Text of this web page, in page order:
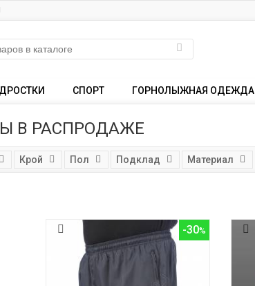
СПОРТ ГОРНОЛЫЖНАЯ ОДЕЖДА
В РАСПРОДАЖЕ
Крой Пол Подклад Материал
-30